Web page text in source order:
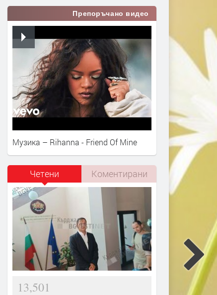
Господарите: Наръси ли
Борисов избирателите с Ковид?
Маската невъзможна,
Препоръчано видео
Музика – Rihanna - Friend Of Mine
Четени Коментирани
13,501